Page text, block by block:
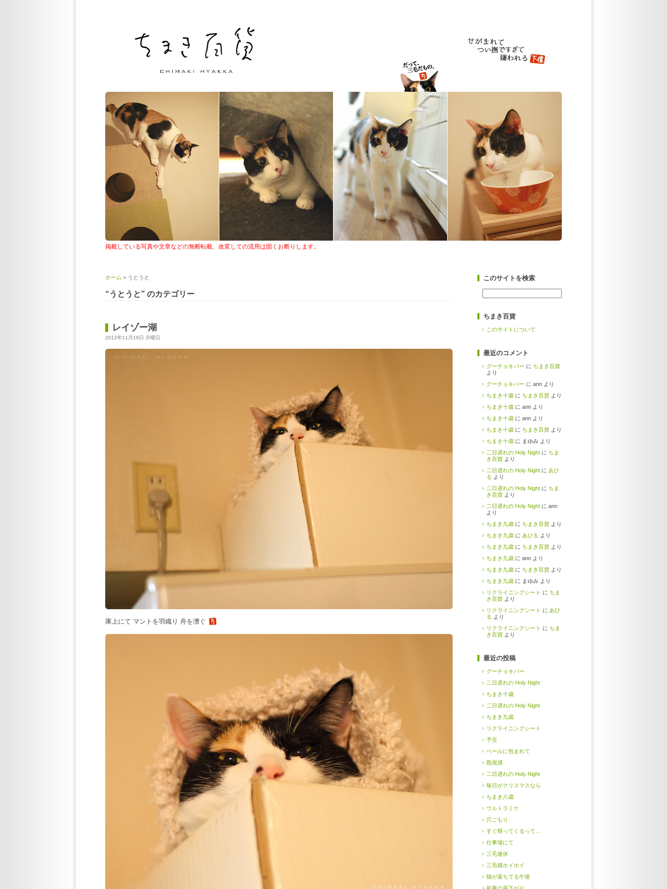
掲載している写真や文章などの無断転載、改変しての流用は固くお断りします。
ホーム > うとうと
“うとうと” のカテゴリー
レイゾー湖
2012年11月19日 月曜日
庫上にて マントを羽織り 舟を漕ぐ
このサイトを検索
ちまき百貨
このサイトについて
最近のコメント
グーチョキパー に ちまき百貨
より
グーチョキパー に ann より
ちまき十歳 に ちまき百貨 より
ちまき十歳 に ann より
ちまき十歳 に ann より
ちまき十歳 に ちまき百貨 より
ちまき十歳 に まゆみ より
二日遅れの Holy Night に ちま
き百貨 より
二日遅れの Holy Night に あひ
る より
二日遅れの Holy Night に ちま
き百貨 より
二日遅れの Holy Night に ann
より
ちまき九歳 に ちまき百貨 より
ちまき九歳 に あひる より
ちまき九歳 に ちまき百貨 より
ちまき九歳 に ann より
ちまき九歳 に ちまき百貨 より
ちまき九歳 に まゆみ より
リクライニングシート に ちま
き百貨 より
リクライニングシート に あひ
る より
リクライニングシート に ちま
き百貨 より
最近の投稿
グーチョキパー
二日遅れの Holy Night
ちまき十歳
二日遅れの Holy Night
ちまき九歳
リクライニングシート
予言
ベールに包まれて
既視感
二日遅れの Holy Night
毎日がクリスマスなら
ちまき八歳
ウルトラミケ
穴ごもり
すぐ帰ってくるって…
仕事場にて
三毛連休
三毛猫ホイホイ
猫が落ちてる午後